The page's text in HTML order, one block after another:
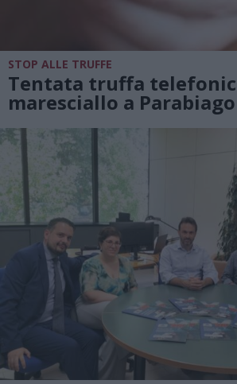
STOP ALLE TRUFFE
Tentata truffa
maresciallo a Parabiago